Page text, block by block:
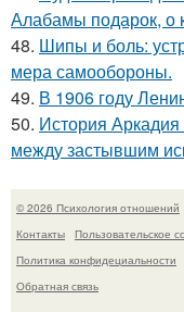
Алабамы подарок, о
48. Шипы и боль:
мера самообороны.
49. В 1906 году
50. История Аркадия
между застывшим
© 2026 Психология отношений
Контакты
Пользовательское
Политика конфидециальности
Обратная связь